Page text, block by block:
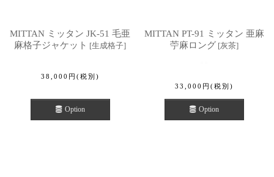
MITTAN ミッタン JK-51 毛亜
麻格子ジャケット [生成格子]
38,000 円 (税別)
Option
MITTAN PT-91 ミッタン 亜麻
苧麻ロング [灰茶]
33,000 円 (税別)
Option